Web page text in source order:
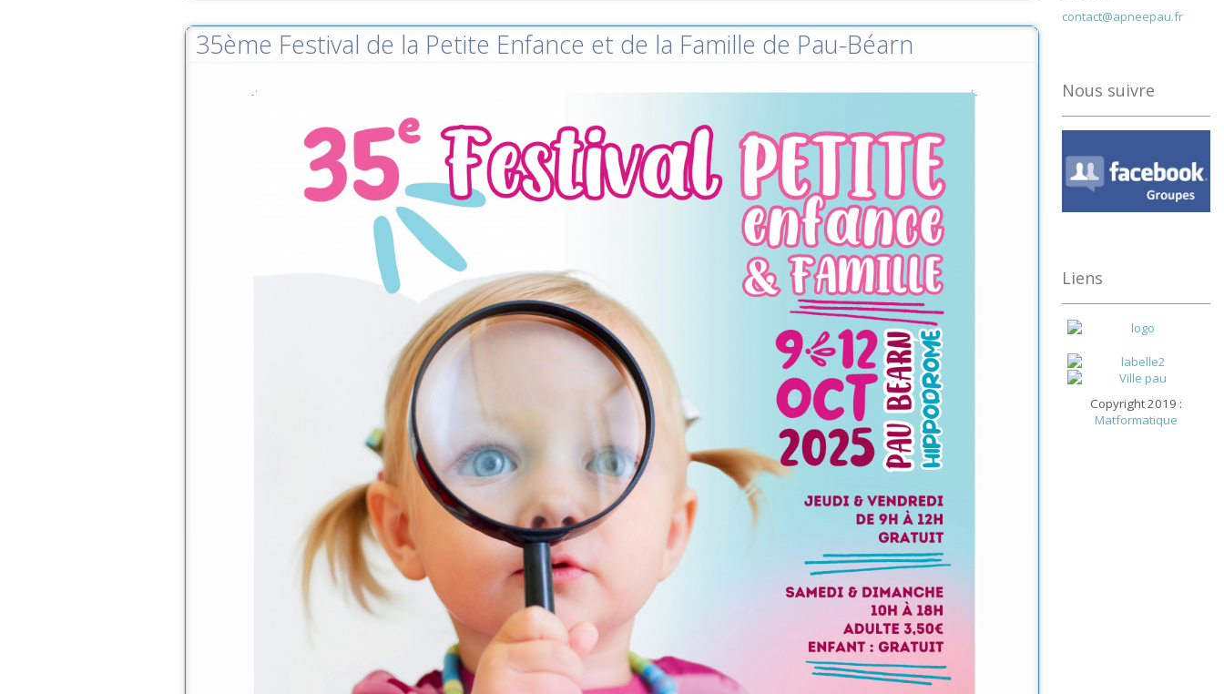
35ème Festival de la Petite Enfance et de la Famille de Pau-Béarn
contact@apneepau.fr
Nous suivre
Liens
Copyright 2019 :
Matformatique